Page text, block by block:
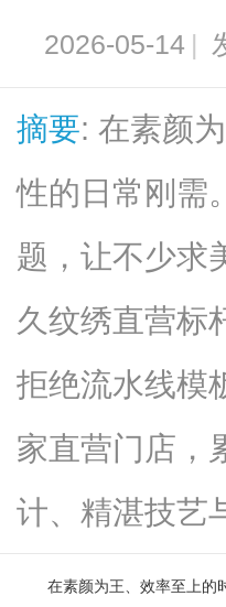
2026-05-14 |
摘要: 在素颜
性的日常刚需
题，让不少求
久纹绣直营标
拒绝流水线模
家直营门店，
计、精湛技艺
在素颜为王、效率至上的时